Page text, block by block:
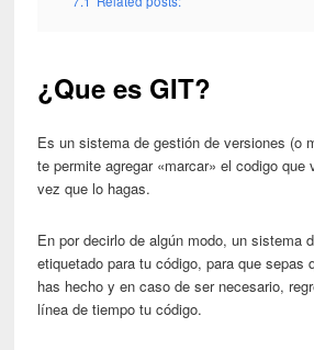
¿Que es GIT?
Es un sistema de gestión de versiones (o
te permite agregar «marcar» el codigo que
vez que lo hagas.
En por decirlo de algún modo, un sistema
etiquetado para tu código, para que sepas
has hecho y en caso de ser necesario,
línea de tiempo tu código.